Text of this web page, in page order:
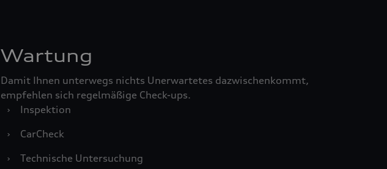
Wartung
Damit Ihnen unterwegs nichts Unerwartetes dazwischenkommt,
empfehlen sich regelmäßige Check-ups.
›
Inspektion
›
CarCheck
›
Technische Untersuchung